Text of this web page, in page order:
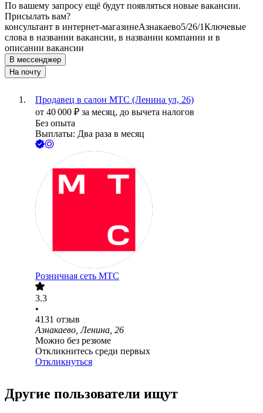
По вашему запросу ещё будут появляться новые вакансии.
Присылать вам?
консультант в интернет-магазинеАзнакаево5/26/1Ключевые
слова в названии вакансии, в названии компании и в
описании вакансии
В мессенджер
На почту
Продавец в салон МТС (Ленина ул, 26)
от 40 000 ₽ за месяц, до вычета налогов
Без опыта
Выплаты: Два раза в месяц
Розничная сеть МТС
3.3
•
4131 отзыв
Азнакаево, Ленина, 26
Можно без резюме
Откликнитесь среди первых
Откликнуться
Другие пользователи ищут